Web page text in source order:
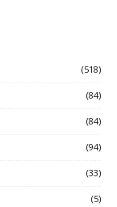
(518)
(84)
(84)
(94)
(33)
(5)